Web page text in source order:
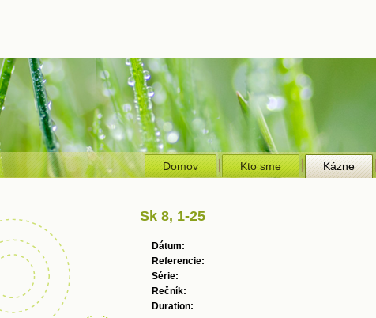
Domov Kto sme Kázne
Sk 8, 1-25
Dátum:
Referencie:
Série:
Rečník:
Duration: